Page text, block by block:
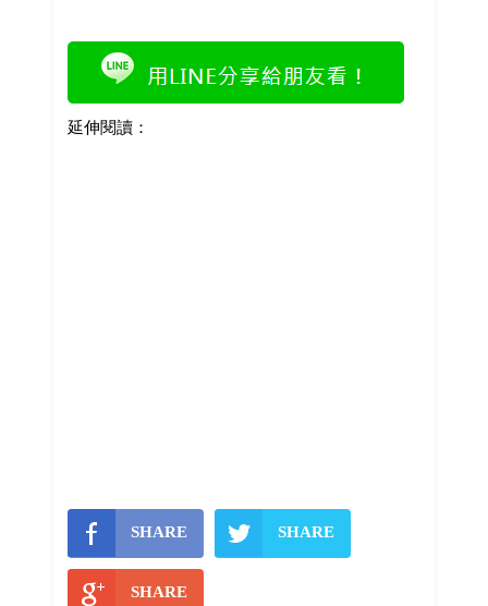
延伸閱讀：
SHARE SHARE
SHARE